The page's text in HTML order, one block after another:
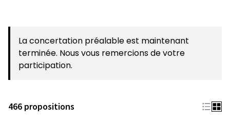
La concertation préalable est maintenant
terminée. Nous vous remercions de votre
participation.
466 propositions